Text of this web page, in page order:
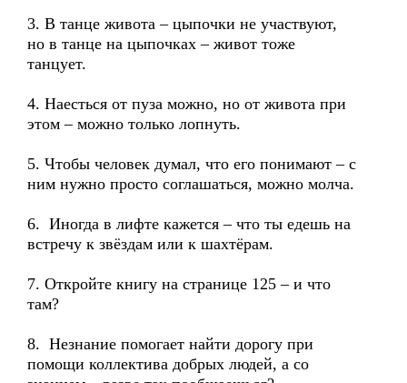
3. В танце живота – цыпочки не участвуют,
но в танце на цыпочках – живот тоже
танцует.
4. Наесться от пуза можно, но от живота при
этом – можно только лопнуть.
5. Чтобы человек думал, что его понимают – с
ним нужно просто соглашаться, можно молча.
6. Иногда в лифте кажется – что ты едешь на
встречу к звёздам или к шахтёрам.
7. Откройте книгу на странице 125 – и что
там?
8. Незнание помогает найти дорогу при
помощи коллектива добрых людей, а со